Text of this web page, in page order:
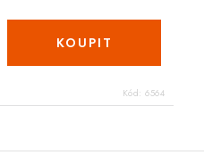
Kód: 6564